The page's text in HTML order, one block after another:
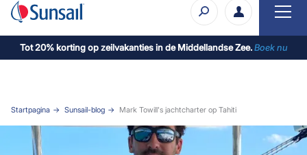
Tot 20% korting op zeilvakanties in de Middellandse Zee.Boek nu
Startpagina Sunsail-blog Mark Towill's jachtcharter op Tahiti